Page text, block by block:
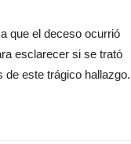
que el deceso ocurrió
esclarecer si se trató
de este trágico hallazgo.